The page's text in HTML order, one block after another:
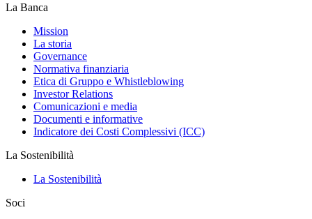
La Banca
Mission
La storia
Governance
Normativa finanziaria
Etica di Gruppo e Whistleblowing
Investor Relations
Comunicazioni e media
Documenti e informative
Indicatore dei Costi Complessivi (ICC)
La Sostenibilità
La Sostenibilità
Soci